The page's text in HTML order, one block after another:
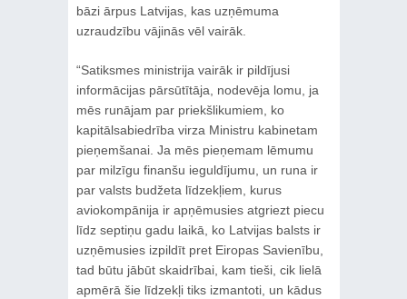
bāzi ārpus Latvijas, kas uzņēmuma
uzraudzību vājinās vēl vairāk.
“Satiksmes ministrija vairāk ir pildījusi
informācijas pārsūtītāja, nodevēja lomu, ja
mēs runājam par priekšlikumiem, ko
kapitālsabiedrība virza Ministru kabinetam
pieņemšanai. Ja mēs pieņemam lēmumu
par milzīgu finanšu ieguldījumu, un runa ir
par valsts budžeta līdzekļiem, kurus
aviokompānija ir apņēmusies atgriezt piecu
līdz septiņu gadu laikā, ko Latvijas balsts ir
uzņēmusies izpildīt pret Eiropas Savienību,
tad būtu jābūt skaidrībai, kam tieši, cik lielā
apmērā šie līdzekļi tiks izmantoti, un kādus